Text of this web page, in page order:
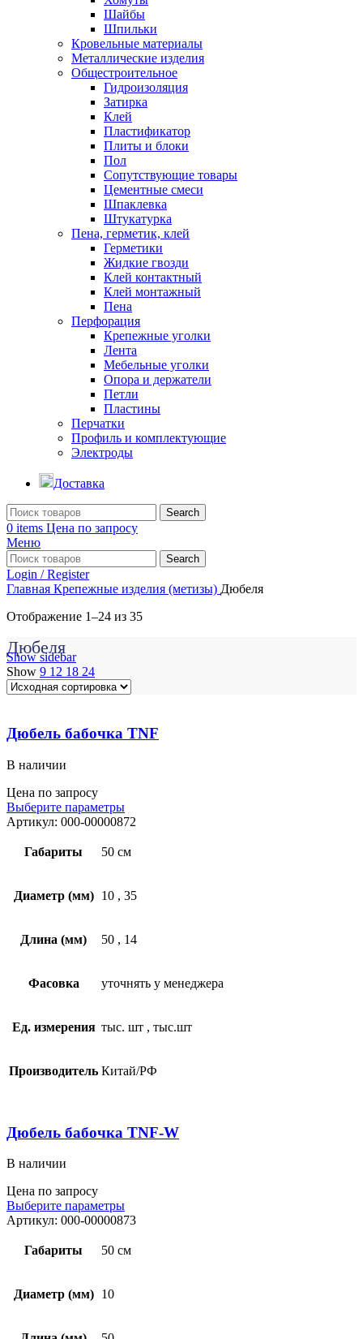
Шайбы
Шпильки
Кровельные материалы
Металлические изделия
Общестроительное
Гидроизоляция
Затирка
Клей
Пластификатор
Плиты и блоки
Пол
Сопутствующие товары
Цементные смеси
Шпаклевка
Штукатурка
Пена, герметик, клей
Герметики
Жидкие гвозди
Клей контактный
Клей монтажный
Пена
Перфорация
Крепежные уголки
Лента
Мебельные уголки
Опора и держатели
Петли
Пластины
Перчатки
Профиль и комплектующие
Электроды
Доставка
Search
0 items Цена по запросу
Меню
Search
Login / Register
Главная Крепежные изделия (метизы) Дюбеля
Отображение 1–24 из 35
Дюбеля
Show sidebar
Show 9 12 18 24
Дюбель бабочка TNF
В наличии
Цена по запросу
Выберите параметры
Артикул: 000-00000872
Габариты 50 см
Диаметр (мм) 10 , 35
Длина (мм) 50 , 14
Фасовка уточнять у менеджера
Ед. измерения тыс. шт , тыс.шт
Производитель Китай/РФ
Дюбель бабочка TNF-W
В наличии
Цена по запросу
Выберите параметры
Артикул: 000-00000873
Габариты 50 см
Диаметр (мм) 10